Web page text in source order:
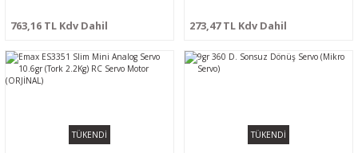
763,16 TL Kdv Dahil 273,47 TL Kdv Dahil
TÜKENDİ TÜKENDİ